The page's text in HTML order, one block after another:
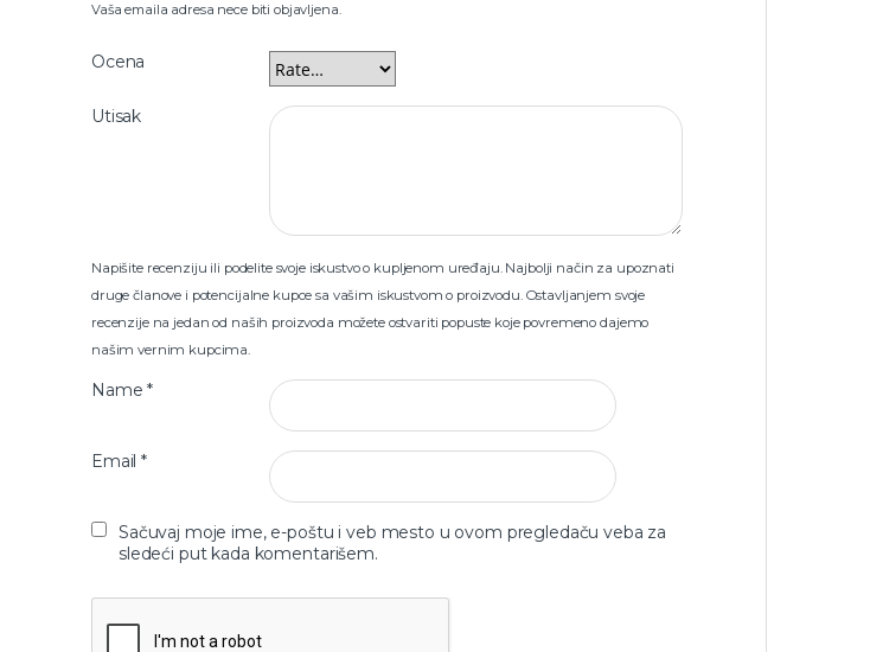
Vaša emaila adresa nece biti objavljena.
Ocena
Utisak
Napišite recenziju ili podelite svoje iskustvo o kupljenom uređaju. Najbolji način za upoznati
druge članove i potencijalne kupce sa vašim iskustvom o proizvodu. Ostavljanjem svoje
recenzije na jedan od naših proizvoda možete ostvariti popuste koje povremeno dajemo
našim vernim kupcima.
Name*
Email*
Sačuvaj moje ime, e-poštu i veb mesto u ovom pregledaču veba za
sledeći put kada komentarišem.